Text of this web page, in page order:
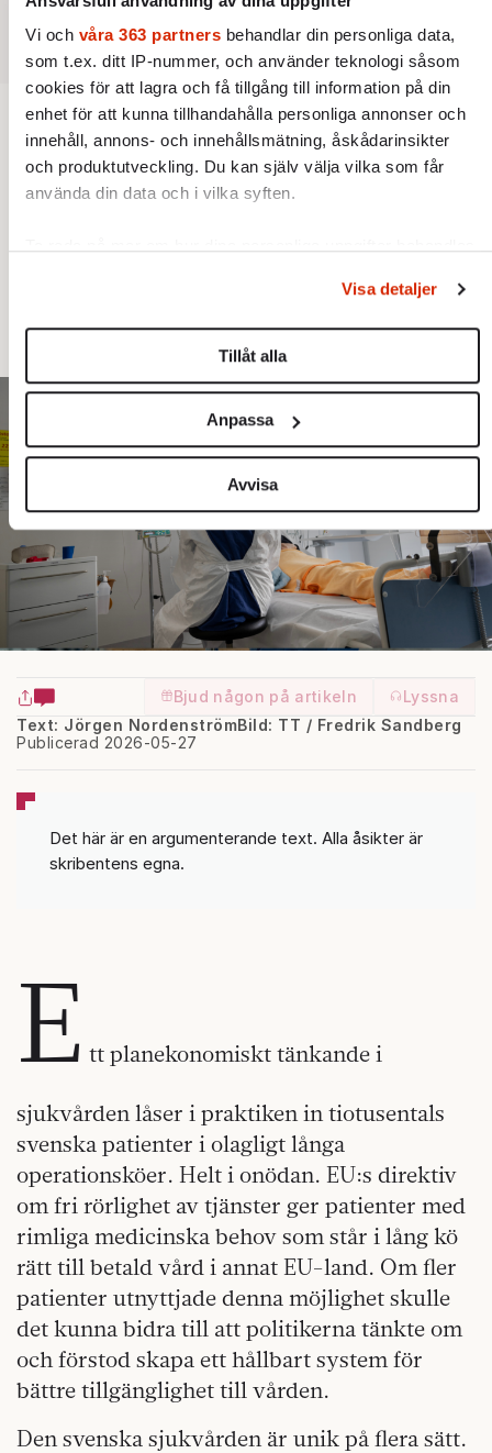
Vi och våra 363 partners behandlar din personliga data,
som t.ex. ditt IP-nummer, och använder teknologi såsom
cookies för att lagra och få tillgång till information på din
enhet för att kunna tillhandahålla personliga annonser och
innehåll, annons- och innehållsmätning, åskådarinsikter
och produktutveckling. Du kan själv välja vilka som får
använda din data och i vilka syften.
ändra eller dra tillbaka ditt samtycke när som helst från
cookie-förklaringen.
Vi använder enhetsidentifierare för att anpassa innehållet
sociala medier och analysera vår trafik. Vi vidarebefordrar
även sådana identifierare och annan information från din
enhet till de sociala medier och annons- och analysföretag
som vi samarbetar med. Dessa kan i sin tur kombinera
informationen med annan information som du har
tillhandahållit eller som de har samlat in när du har använt
deras tjänster.
Om du vill läsa mer om hur vi hanterar personuppgifter kan
du göra dethär.
Visa detaljer
Tillåt alla
Anpassa
Avvisa
”Skippa vårdkön – hela EU är
möjligheten att lämna kön och vårdas
utomlands utnyttjas fortfarande av alltför få.
Bjud någon på artikeln
Lyssna
Text: Jörgen Nordenström
Publicerad 2026-05-27
Bild: TT / Fredrik Sandberg
Det här är en argumenterande text. Alla åsikter är
skribentens egna.
E tt planekonomiskt tänkande i
sjukvården låser i praktiken in tiotusentals
svenska patienter i olagligt långa
operationsköer. Helt i onödan. EU:s direktiv
om fri rörlighet av tjänster ger patienter med
rimliga medicinska behov som står i lång kö
rätt till betald vård i annat EU-land. Om fler
patienter utnyttjade denna möjlighet skulle
det kunna bidra till att politikerna tänkte om
och förstod skapa ett hållbart system för
bättre tillgänglighet till vården.
Den svenska sjukvården är unik på flera sätt.